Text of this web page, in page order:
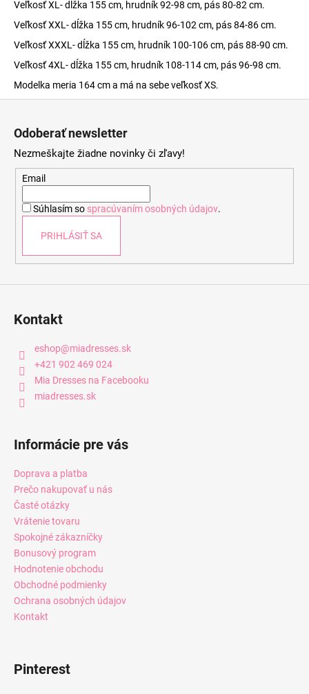
Veľkosť XL- dĺžka 155 cm, hrudník 92-98 cm, pás 80-82 cm.
Veľkosť XXL- dĺžka 155 cm, hrudník 96-102 cm, pás 84-86 cm.
Veľkosť XXXL- dĺžka 155 cm, hrudník 100-106 cm, pás 88-90 cm.
Veľkosť 4XL- dĺžka 155 cm, hrudník 108-114 cm, pás 96-98 cm.
Modelka meria 164 cm a má na sebe veľkosť XS.
Odoberať newsletter
Nezmeškajte žiadne novinky či zľavy!
Email
Súhlasím so spracúvaním osobných údajov.
PRIHLÁSIŤ SA
Kontakt
eshop@miadresses.sk
+421 902 469 024
Mia Dresses na Facebooku
miadresses.sk
Informácie pre vás
Doprava a platba
Prečo nakupovať u nás
Časté otázky
Vrátenie tovaru
Spokojné zákazníčky
Bonusový program
Hodnotenie obchodu
Obchodné podmienky
Ochrana osobných údajov
Kontakt
Pinterest